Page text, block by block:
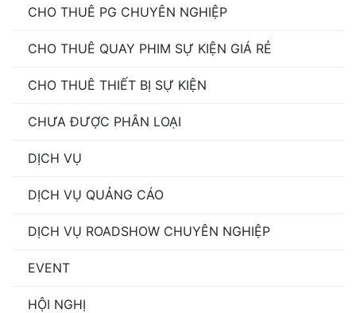
CHO THUÊ PG CHUYÊN NGHIỆP
CHO THUÊ QUAY PHIM SỰ KIỆN GIÁ RẺ
CHO THUÊ THIẾT BỊ SỰ KIỆN
CHƯA ĐƯỢC PHÂN LOẠI
DỊCH VỤ
DỊCH VỤ QUẢNG CÁO
DỊCH VỤ ROADSHOW CHUYÊN NGHIỆP
EVENT
HỘI NGHỊ